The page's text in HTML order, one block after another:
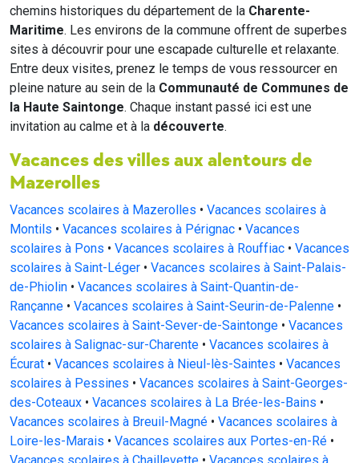
chemins historiques du département de la Charente-
Maritime. Les environs de la commune offrent de superbes
sites à découvrir pour une escapade culturelle et relaxante.
Entre deux visites, prenez le temps de vous ressourcer en
pleine nature au sein de la Communauté de Communes de
la Haute Saintonge. Chaque instant passé ici est une
invitation au calme et à la découverte.
Vacances des villes aux alentours de
Mazerolles
Vacances scolaires à Mazerolles • Vacances scolaires à
Montils • Vacances scolaires à Pérignac • Vacances
scolaires à Pons • Vacances scolaires à Rouffiac • Vacances
scolaires à Saint-Léger • Vacances scolaires à Saint-Palais-
de-Phiolin • Vacances scolaires à Saint-Quantin-de-
Rançanne • Vacances scolaires à Saint-Seurin-de-Palenne •
Vacances scolaires à Saint-Sever-de-Saintonge • Vacances
scolaires à Salignac-sur-Charente • Vacances scolaires à
Écurat • Vacances scolaires à Nieul-lès-Saintes • Vacances
scolaires à Pessines • Vacances scolaires à Saint-Georges-
des-Coteaux • Vacances scolaires à La Brée-les-Bains •
Vacances scolaires à Breuil-Magné • Vacances scolaires à
Loire-les-Marais • Vacances scolaires aux Portes-en-Ré •